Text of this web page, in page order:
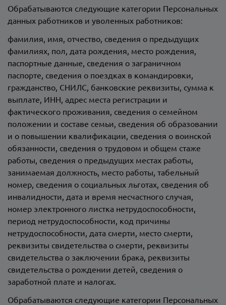
Обрабатываются следующие категории Персональных
данных работников и уволенных работников:
фамилия, имя, отчество, сведения о предыдущих
фамилиях, пол, дата рождения, место рождения,
паспортные данные, сведения о заграничном
паспорте, сведения о поездках в командировки,
гражданство, СНИЛС, банковские реквизиты, сумма к
выплате, ИНН, адрес места регистрации и
фактического проживания, сведения о семейном
положении и составе семьи, сведения об образовании
и о повышении квалификации, сведения о воинской
обязанности, сведения о трудовом и общем стаже
работы, сведения о предыдущих местах работы,
занимаемая должность, место работы, табельный
номер, сведения о социальных льготах, сведения об
инвалидности, дата и время несчастного случая,
номер электронного листка нетрудоспособности,
период нетрудоспособности, код причины
нетрудоспособности, дата смерти, место смерти,
реквизиты свидетельства о смерти, реквизиты
свидетельства о заключении брака, реквизиты
свидетельства о рождении детей, сведения о
заработной плате и налогах.
Обрабатываются следующие категории Персональных